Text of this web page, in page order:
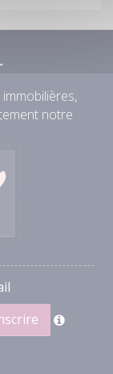
notre